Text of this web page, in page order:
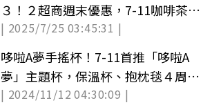
３！２超商週末優惠，7-11咖啡茶飲
組520元
| 2025/7/25 03:45:31 |
哆啦A夢手搖杯！7-11首推「哆啦A
夢」主題杯，保溫杯、抱枕毯４周邊
手刀加購
| 2024/11/12 04:30:09 |